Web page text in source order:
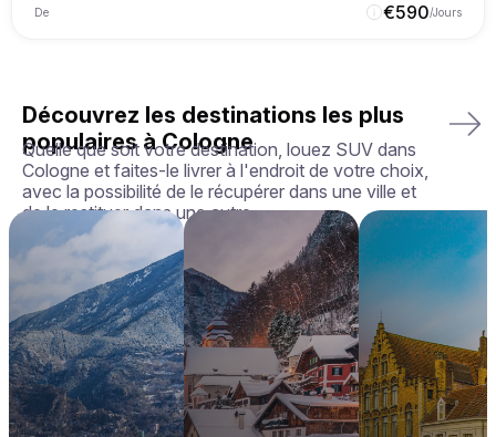
De €590/Jours
Découvrez les destinations les plus
populaires à Cologne
Quelle que soit votre destination, louez SUV dans
Cologne et faites-le livrer à l'endroit de votre choix,
avec la possibilité de le récupérer dans une ville et
de le restituer dans une autre.